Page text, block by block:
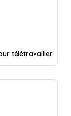
télétravailler